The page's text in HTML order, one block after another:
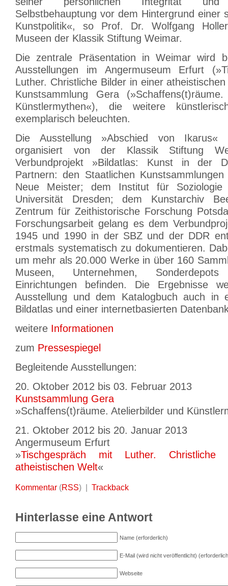
Selbstbehauptung vor dem Hintergrund einer
Kunstpolitik«, so Prof. Dr. Wolfgang
Museen der Klassik Stiftung Weimar.
Die zentrale Präsentation in Weimar wird
Ausstellungen im Angermuseum Erfurt
Luther. Christliche Bilder in einer
Kunstsammlung Gera
Künstlermythen«), die weitere
exemplarisch beleuchten.
Die Ausstellung »Abschied von Ikarus«
organisiert von der Klassik Stiftung
Verbundprojekt »Bildatlas: Kunst in der
Partnern: den Staatlichen
Neue Meister; dem Institut für Soziologie
Universität Dresden; dem Kunstarchiv
Zentrum für Zeithistorische Forschung
Forschungsarbeit gelang es dem
1945 und 1990 in der SBZ und der DDR
erstmals systematisch zu dokumentieren.
um mehr als 20.000 Werke in über 160
Museen, Unternehmen,
Einrichtungen befinden. Die Ergebnisse
Ausstellung und dem Katalogbuch auch in
Bildatlas und einer internetbasierten
weitere Informationen
zum Pressespiegel
Begleitende Ausstellungen:
20. Oktober 2012 bis 03. Februar 2013
Kunstsammlung Gera
»Schaffens(t)räume. Atelierbilder und
21. Oktober 2012 bis 20. Januar 2013
Angermuseum Erfurt
»Tischgespräch mit Luther.
atheistischen Welt«
Kommentar (RSS) | Trackback
Hinterlasse eine Antwort
Name (erforderlich)
E-Mail (wird nicht veröffentlicht)
Webseite